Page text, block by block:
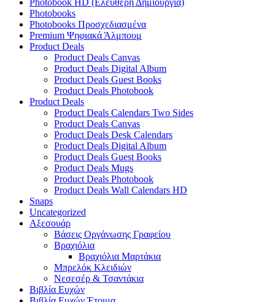
Photobooks
Photobooks Προσχεδιασμένα
Premium Ψηφιακά Άλμπουμ
Product Deals
Product Deals Canvas
Product Deals Digital Album
Product Deals Guest Books
Product Deals Photobook
Product Deals
Product Deals Calendars Two Sides
Product Deals Canvas
Product Deals Desk Calendars
Product Deals Digital Album
Product Deals Guest Books
Product Deals Mugs
Product Deals Photobook
Product Deals Wall Calendars HD
Snaps
Uncategorized
Αξεσουάρ
Βάσεις Οργάνωσης Γραφείου
Βραχιόλια
Βραχιόλια Μαρτάκια
Μπρελόκ Κλειδιών
Νεσεσέρ & Τσαντάκια
Βιβλία Ευχών